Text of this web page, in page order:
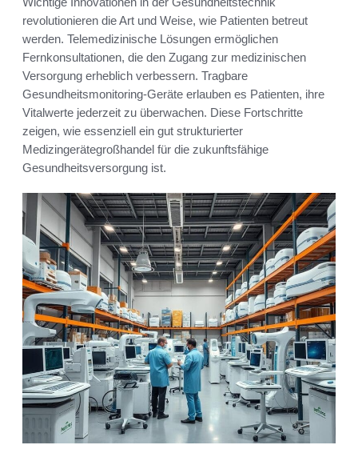
revolutionieren die Art und Weise, wie Patienten betreut
werden. Telemedizinische Lösungen ermöglichen
Fernkonsultationen, die den Zugang zur medizinischen
Versorgung erheblich verbessern. Tragbare
Gesundheitsmonitoring-Geräte erlauben es Patienten, ihre
Vitalwerte jederzeit zu überwachen. Diese Fortschritte
zeigen, wie essenziell ein gut strukturierter
Medizingerätegroßhandel für die zukunftsfähige
Gesundheitsversorgung ist.